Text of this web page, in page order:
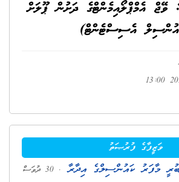
އެމްޕްލޯއިމެންޓްގެ ދަށުން ޕޫލަށް
އެސިސްޓެންޓް)
ވަޒީފާގެ ފުރުޞަތު
މާފަރު ކައުންސިލްގެ އިދާރާ
. 30 ދުވަސް